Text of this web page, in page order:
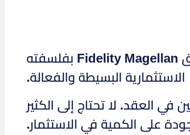
، المستثمر الأسطوري والمدير السابق لصندوق Fidelity Magellan بفلسفته
الاستثمارية البسيطة والفعالة.
العقد. لا تحتاج إلى الكثير
على الكمية في الاستثمار.